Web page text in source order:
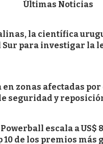
Últimas Noticias
la científica
Sur para investigar la
en zonas afectadas
seguridad y
escala a US$
10 de los premios más